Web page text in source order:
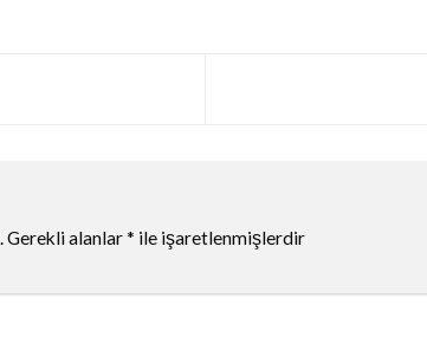
Gerekli alanlar* ile işaretlenmişlerdir